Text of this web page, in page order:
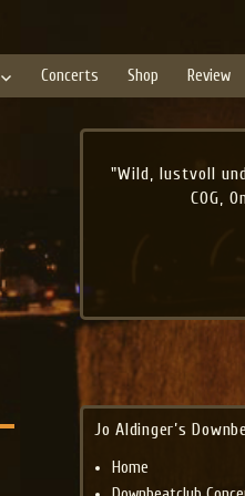
Concerts Shop Review
"Wild, lustvoll
COG,
Jo Aldinger’s
Home